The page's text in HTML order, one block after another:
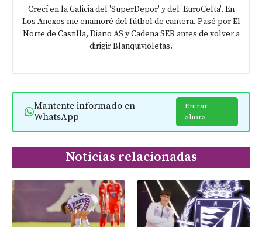
Crecí en la Galicia del 'SuperDepor' y del 'EuroCelta'. En
Los Anexos me enamoré del fútbol de cantera. Pasé por El
Norte de Castilla, Diario AS y Cadena SER antes de volver a
dirigir Blanquivioletas.
Mantente informado en
WhatsApp
Entrar
ahora
Noticias relacionadas